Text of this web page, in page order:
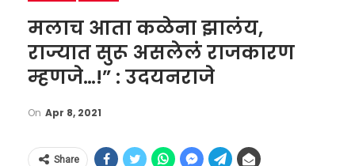
मलाच आता कळेना झालंय,
राज्यात सुरू असलेलं राजकारण
म्हणजे…!” : उदयनराजे
On Apr 8, 2021
Share